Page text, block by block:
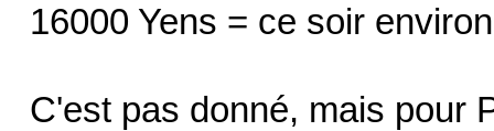
16000 Yens = ce soir
C'est pas donné, mais pour